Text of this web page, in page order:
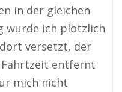
in der gleichen
wurde ich plötzlich
versetzt, der
Fahrtzeit entfernt
mich nicht